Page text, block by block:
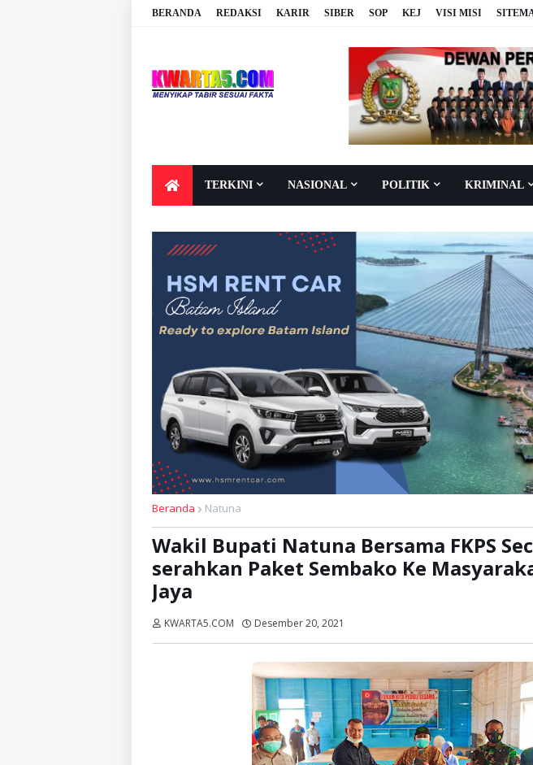
BERANDA REDAKSI KARIR SIBER SOP KEJ VISI MISI
TERKINI NASIONAL POLITIK KRIMINAL
Beranda Natuna
Wakil Bupati Natuna Bersama FKPS
serahkan Paket Sembako Ke
Jaya
KWARTA5.COM Desember 20, 2021